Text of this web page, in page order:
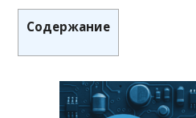
Содержание